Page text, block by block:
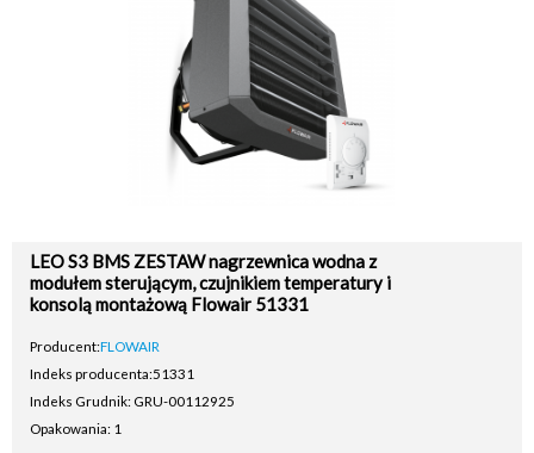
LEO S3 BMS ZESTAW nagrzewnica wodna z
modułem sterującym, czujnikiem temperatury i
konsolą montażową Flowair 51331
Producent:FLOWAIR
Indeks producenta:51331
Indeks Grudnik: GRU-00112925
Opakowania: 1